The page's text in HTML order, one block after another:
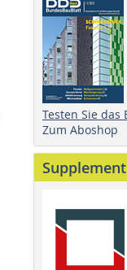
Testen Sie das
Zum Aboshop
Supplement